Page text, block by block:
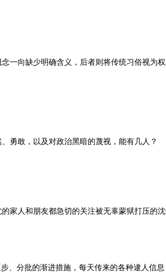
一向缺少明确含义，后者则将传统习俗视为
勇敢，以及对政治黑暗的蔑视，能有几人？
家人和朋友都急切的关注被无辜蒙狱打压的
、分批的渐进措施，每天传来的各种逮人信